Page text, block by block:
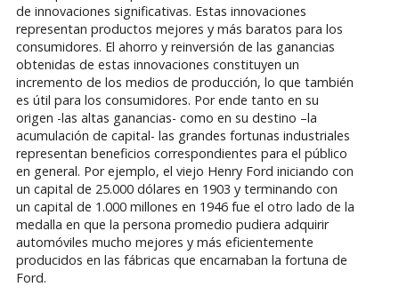
de innovaciones significativas. Estas innovaciones
representan productos mejores y más baratos para los
consumidores. El ahorro y reinversión de las ganancias
obtenidas de estas innovaciones constituyen un
incremento de los medios de producción, lo que también
es útil para los consumidores. Por ende tanto en su
origen -las altas ganancias- como en su destino –la
acumulación de capital- las grandes fortunas industriales
representan beneficios correspondientes para el público
en general. Por ejemplo, el viejo Henry Ford iniciando con
un capital de 25.000 dólares en 1903 y terminando con
un capital de 1.000 millones en 1946 fue el otro lado de la
medalla en que la persona promedio pudiera adquirir
automóviles mucho mejores y más eficientemente
producidos en las fábricas que encarnaban la fortuna de
Ford.